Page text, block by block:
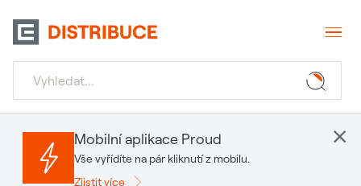
Mobilní aplikace Proud
Vše vyřídíte na pár kliknutí z mobilu.
Zjistit více
×